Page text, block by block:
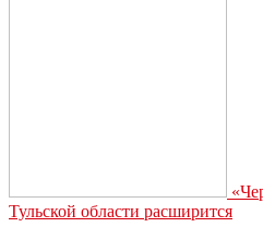
Тульской области расширится